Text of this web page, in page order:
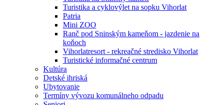
Turistika a cyklovýlet na sopku Vihorlat
Patria
Mini ZOO
Ranč pod Sninským kameňom - jazdenie na
koňoch
Vihorlatresort - rekreačné stredisko Vihorlat
Turistické informačné centrum
Kultúra
Detské ihriská
Ubytovanie
Termíny vývozu komunálneho odpadu